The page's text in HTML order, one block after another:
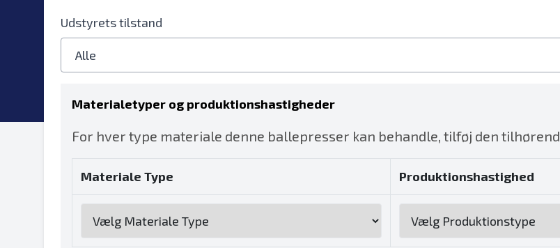
Udstyrets tilstand
Materialetyper og produktionshastigheder
For hver type materiale denne ballepresser kan behandle, tilføj den
Materiale Type Produktionshastighed